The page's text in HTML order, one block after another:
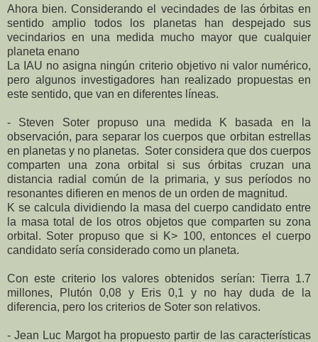
Ahora bien. Considerando el vecindades de las órbitas en
sentido amplio todos los planetas han despejado sus
vecindarios en una medida mucho mayor que cualquier
planeta enano
La IAU no asigna ningún criterio objetivo ni valor numérico,
pero algunos investigadores han realizado propuestas en
este sentido, que van en diferentes líneas.
- Steven Soter propuso una medida K basada en la
observación, para separar los cuerpos que orbitan estrellas
en planetas y no planetas. Soter considera que dos cuerpos
comparten una zona orbital si sus órbitas cruzan una
distancia radial común de la primaria, y sus períodos no
resonantes difieren en menos de un orden de magnitud.
K se calcula dividiendo la masa del cuerpo candidato entre
la masa total de los otros objetos que comparten su zona
orbital. Soter propuso que si K> 100, entonces el cuerpo
candidato sería considerado como un planeta.
Con este criterio los valores obtenidos serían: Tierra 1.7
millones, Plutón 0,08 y Eris 0,1 y no hay duda de la
diferencia, pero los criterios de Soter son relativos.
- Jean Luc Margot ha propuesto partir de las características